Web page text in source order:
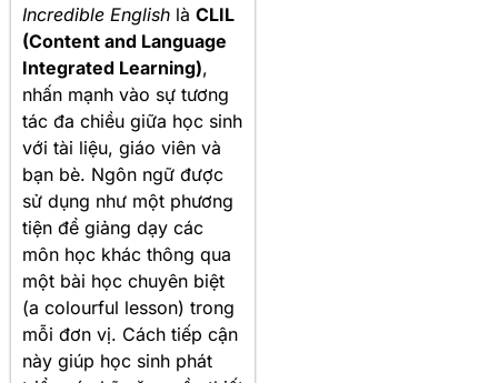
Incredible English là CLIL
(Content and Language
Integrated Learning),
nhấn mạnh vào sự tương
tác đa chiều giữa học sinh
với tài liệu, giáo viên và
bạn bè. Ngôn ngữ được
sử dụng như một phương
tiện để giảng dạy các
môn học khác thông qua
một bài học chuyên biệt
(a colourful lesson) trong
mỗi đơn vị. Cách tiếp cận
này giúp học sinh phát